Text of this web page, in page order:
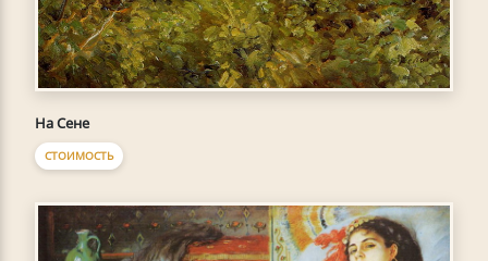
На Сене
СТОИМОСТЬ